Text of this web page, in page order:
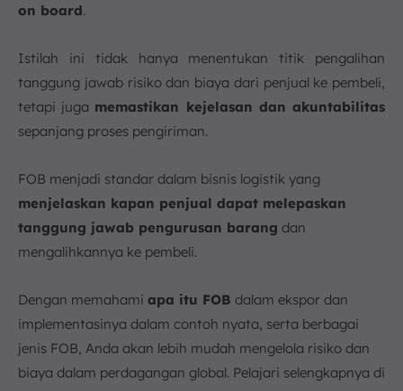
d. Kontrol Atas Pengiriman
7. Kesimpulan
FAQ:
on board.
Istilah ini tidak hanya menentukan titik pengalihan
tanggung jawab risiko dan biaya dari penjual ke pembeli,
tetapi juga memastikan kejelasan dan akuntabilitas
sepanjang proses pengiriman.
FOB menjadi standar dalam bisnis logistik yang
menjelaskan kapan penjual dapat melepaskan
tanggung jawab pengurusan barang dan
mengalihkannya ke pembeli.
Dengan memahami apa itu FOB dalam ekspor dan
implementasinya dalam contoh nyata, serta berbagai
jenis FOB, Anda akan lebih mudah mengelola risiko dan
biaya dalam perdagangan global. Pelajari selengkapnya di